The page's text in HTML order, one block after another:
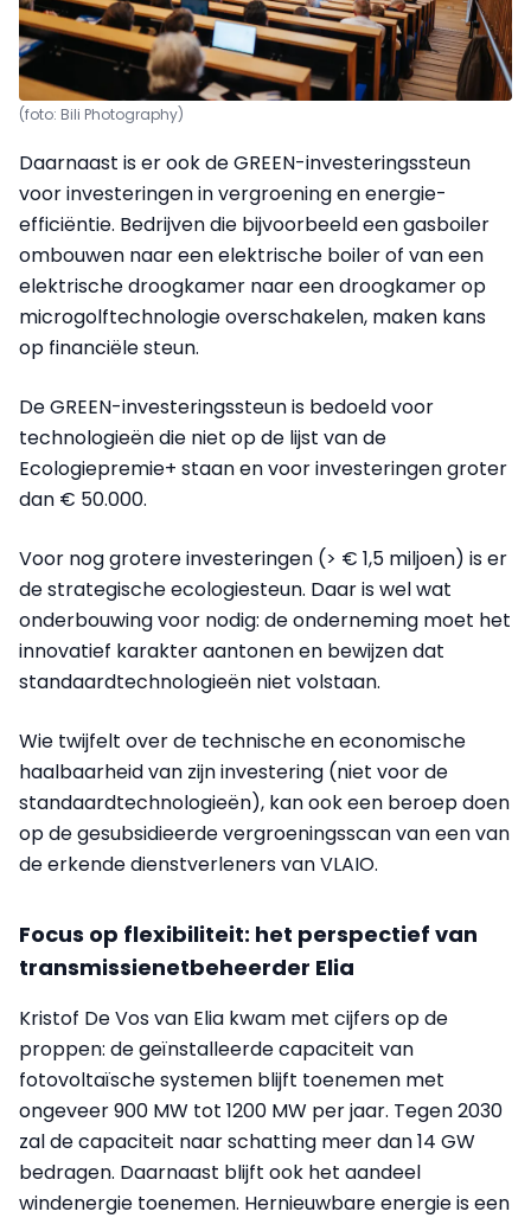
(foto: Bili Photography)
Daarnaast is er ook de GREEN-investeringssteun
voor investeringen in vergroening en energie-
efficiëntie. Bedrijven die bijvoorbeeld een gasboiler
ombouwen naar een elektrische boiler of van een
elektrische droogkamer naar een droogkamer op
microgolftechnologie overschakelen, maken kans
op financiële steun.
De GREEN-investeringssteun is bedoeld voor
technologieën die niet op de lijst van de
Ecologiepremie+ staan en voor investeringen groter
dan € 50.000.
Voor nog grotere investeringen (> € 1,5 miljoen) is er
de strategische ecologiesteun. Daar is wel wat
onderbouwing voor nodig: de onderneming moet het
innovatief karakter aantonen en bewijzen dat
standaardtechnologieën niet volstaan.
Wie twijfelt over de technische en economische
haalbaarheid van zijn investering (niet voor de
standaardtechnologieën), kan ook een beroep doen
op de gesubsidieerde vergroeningsscan van een van
de erkende dienstverleners van VLAIO.
Focus op flexibiliteit: het perspectief van
transmissienetbeheerder Elia
Kristof De Vos van Elia kwam met cijfers op de
proppen: de geïnstalleerde capaciteit van
fotovoltaïsche systemen blijft toenemen met
ongeveer 900 MW tot 1200 MW per jaar. Tegen 2030
zal de capaciteit naar schatting meer dan 14 GW
bedragen. Daarnaast blijft ook het aandeel
windenergie toenemen. Hernieuwbare energie is een